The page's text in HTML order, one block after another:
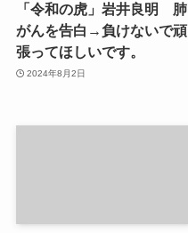
「令和の虎」岩井良明 肺
がんを告白→負けないで頑
張ってほしいです。
2024年8月2日